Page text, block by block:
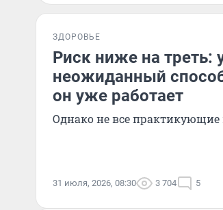
ЗДОРОВЬЕ
Риск ниже на треть:
неожиданный
он уже работает
Однако не все
31 июля, 2026, 08:30 3 704 5